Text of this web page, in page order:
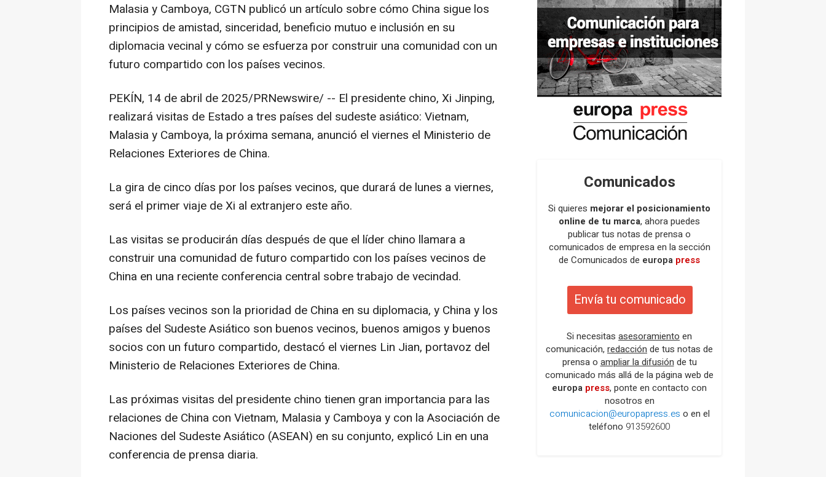
Malasia y Camboya, CGTN publicó un artículo sobre cómo China sigue los
principios de amistad, sinceridad, beneficio mutuo e inclusión en su
diplomacia vecinal y cómo se esfuerza por construir una comunidad con un
futuro compartido con los países vecinos.
PEKÍN, 14 de abril de 2025/PRNewswire/ -- El presidente chino, Xi Jinping,
realizará visitas de Estado a tres países del sudeste asiático: Vietnam,
Malasia y Camboya, la próxima semana, anunció el viernes el Ministerio de
Relaciones Exteriores de China.
La gira de cinco días por los países vecinos, que durará de lunes a viernes,
será el primer viaje de Xi al extranjero este año.
Las visitas se producirán días después de que el líder chino llamara a
construir una comunidad de futuro compartido con los países vecinos de
China en una reciente conferencia central sobre trabajo de vecindad.
Los países vecinos son la prioridad de China en su diplomacia, y China y los
países del Sudeste Asiático son buenos vecinos, buenos amigos y buenos
socios con un futuro compartido, destacó el viernes Lin Jian, portavoz del
Ministerio de Relaciones Exteriores de China.
Las próximas visitas del presidente chino tienen gran importancia para las
relaciones de China con Vietnam, Malasia y Camboya y con la Asociación de
Naciones del Sudeste Asiático (ASEAN) en su conjunto, explicó Lin en una
conferencia de prensa diaria.
Comunicados
Si quieres mejorar el posicionamiento
online de tu marca, ahora puedes
publicar tus notas de prensa o
comunicados de empresa en la sección
de Comunicados de europa press
Envía tu comunicado
Si necesitas asesoramiento en
comunicación, redacción de tus notas de
prensa o ampliar la difusión de tu
comunicado más allá de la página web de
europa press, ponte en contacto con
nosotros en
comunicacion@europapress.es o en el
teléfono 913592600